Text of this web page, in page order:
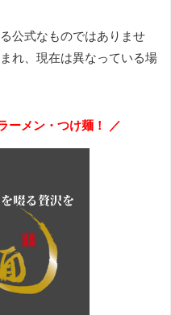
公式なものではありませ
れ、現在は異なっている場
ーメン・つけ麺！ ／